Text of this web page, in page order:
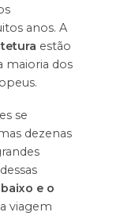
anos. A
estão
maioria dos
se
dezenas
e o
viagem